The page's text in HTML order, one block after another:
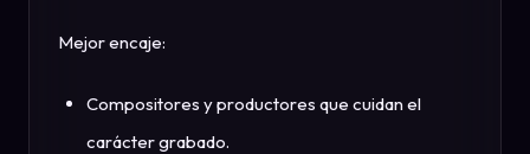
Mejor encaje:
Compositores y productores que cuidan el
carácter grabado.